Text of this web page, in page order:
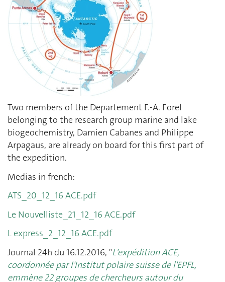
Two members of the Departement F.-A. Forel
belonging to the research group marine and lake
biogeochemistry, Damien Cabanes and Philippe
Arpagaus, are already on board for this first part of
the expedition.
Medias in french:
ATS_20_12_16 ACE.pdf
Le Nouvelliste_21_12_16 ACE.pdf
L express_2_12_16 ACE.pdf
Journal 24h du 16.12.2016, "L'expédition ACE,
coordonnée par l'Institut polaire suisse de l'EPFL,
emmène 22 groupes de chercheurs autour du